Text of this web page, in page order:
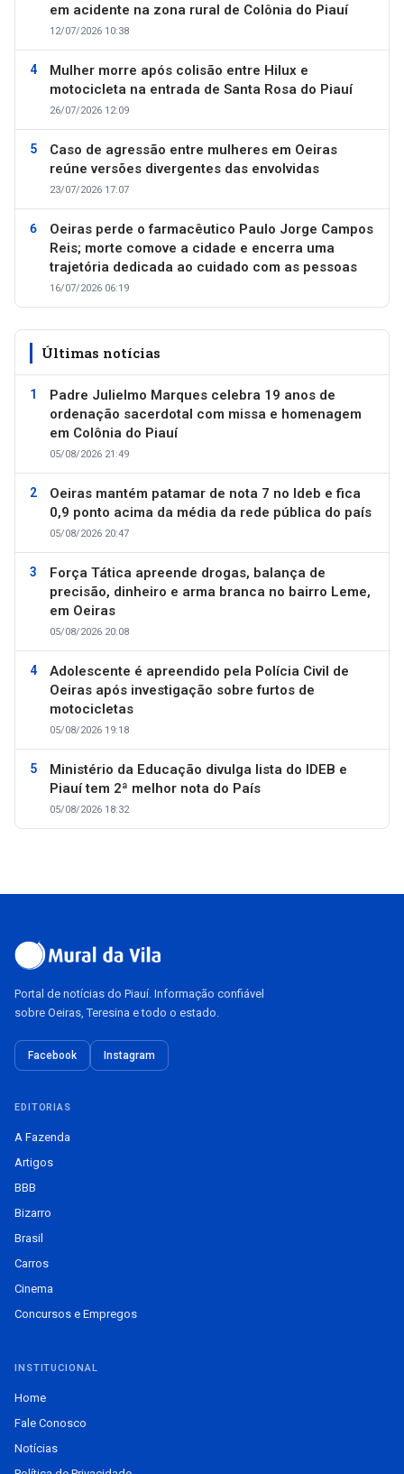
em acidente na zona rural de Colônia do Piauí
12/07/2026 10:38
Mulher morre após colisão entre Hilux e
motocicleta na entrada de Santa Rosa do Piauí
26/07/2026 12:09
Caso de agressão entre mulheres em Oeiras
reúne versões divergentes das envolvidas
23/07/2026 17:07
Oeiras perde o farmacêutico Paulo Jorge Campos
Reis; morte comove a cidade e encerra uma
trajetória dedicada ao cuidado com as pessoas
16/07/2026 06:19
Últimas notícias
Padre Julielmo Marques celebra 19 anos de
ordenação sacerdotal com missa e homenagem
em Colônia do Piauí
05/08/2026 21:49
Oeiras mantém patamar de nota 7 no Ideb e fica
0,9 ponto acima da média da rede pública do país
05/08/2026 20:47
Força Tática apreende drogas, balança de
precisão, dinheiro e arma branca no bairro Leme,
em Oeiras
05/08/2026 20:08
Adolescente é apreendido pela Polícia Civil de
Oeiras após investigação sobre furtos de
motocicletas
05/08/2026 19:18
Ministério da Educação divulga lista do IDEB e
Piauí tem 2ª melhor nota do País
05/08/2026 18:32
Portal de notícias do Piauí. Informação confiável
sobre Oeiras, Teresina e todo o estado.
Facebook Instagram
EDITORIAS
A Fazenda
Artigos
BBB
Bizarro
Brasil
Carros
Cinema
Concursos e Empregos
INSTITUCIONAL
Home
Fale Conosco
Notícias